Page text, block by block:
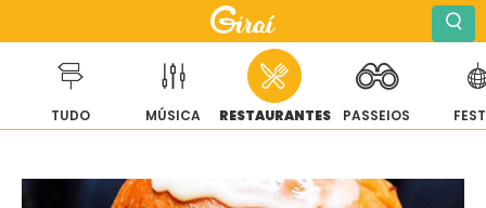
para
TUDO MÚSICA RESTAURANTES PASSEIOS